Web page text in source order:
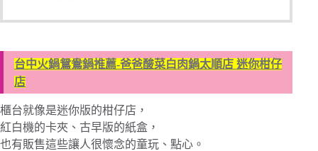
台中火鍋鴛鴦鍋推薦-爸爸酸菜白肉鍋太順店 迷你柑仔
店
櫃台就像是迷你版的柑仔店，
紅白機的卡夾、古早版的紙盒，
也有販售這些讓人很懷念的童玩、點心。